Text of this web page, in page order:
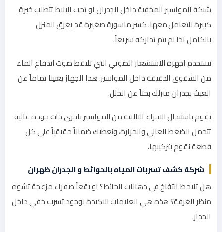
شبكة المواسير المخفية داخل الجدران او تحت البلاط تتطلب خبرة
كبيرة للتعامل معها. كسر ماسورة صغيرة قد يغرق المنزل
بالكامل اذا لم يتم تداركه سريعاً.
نستخدم اجهزة الاستشعار الصوتي التي تلتقط صوت اندفاع الماء
من الشقوق الدقيقة داخل المواسير. هذا الجهاز يغنينا تماماً عن
العبث بجدران منزلك بحثاً عن الخلل.
نقوم باستبدال الاجزاء التالفة من المواسير باخرى ذات جودة عالية
تتحمل الضغط العالي والحرارة، ونعطيك ضماناً حقيقياً على كل
قطعة نقوم بتركيبها.
شركة كشف تسربات المياه بالحوائط و الجدران ظهران
هل تلاحظ انتفاخ في دهانات الحائط؟ او بقعاً صفراء مزعجة تشوه
منظر الغرفة؟ هذه هي العلامات الاكيدة لوجود تسرب خفي داخل
الجدار.